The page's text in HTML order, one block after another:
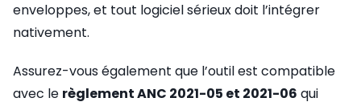
enveloppes, et tout logiciel sérieux doit l’intégrer
nativement.
Assurez-vous également que l’outil est compatible
avec le règlement ANC 2021-05 et 2021-06 qui